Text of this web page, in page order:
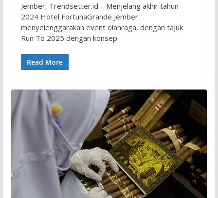
Jember, Trendsetter.id – Menjelang akhir tahun
2024 Hotel FortunaGrande Jember
menyelenggarakan event olahraga, dengan tajuk
Run To 2025 dengan konsep
Read More